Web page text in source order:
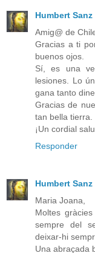
Humbert Sanz
Amig@ de
Gracias a ti
buenos ojos.
Sí, es una
lesiones. Lo
gana tanto
Gracias de
tan bella tierra.
¡Un cordial
Responder
Humbert Sanz
Maria Joana,
Moltes
sempre del
deixar-hi
Una abraçada